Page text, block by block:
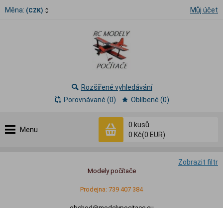
Měna: (CZK) Můj účet
Menu
0 kusů
0 Kč(0 EUR)
Rozšířené vyhledávání
Porovnávané (0)
Oblíbené (0)
Zobrazit filtr
Modely počítače
Prodejna: 739 407 384